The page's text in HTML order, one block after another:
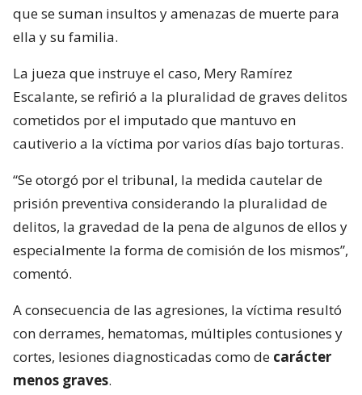
que se suman insultos y amenazas de muerte para
ella y su familia.
La jueza que instruye el caso, Mery Ramírez
Escalante, se refirió a la pluralidad de graves delitos
cometidos por el imputado que mantuvo en
cautiverio a la víctima por varios días bajo torturas.
“Se otorgó por el tribunal, la medida cautelar de
prisión preventiva considerando la pluralidad de
delitos, la gravedad de la pena de algunos de ellos y
especialmente la forma de comisión de los mismos”,
comentó.
A consecuencia de las agresiones, la víctima resultó
con derrames, hematomas, múltiples contusiones y
cortes, lesiones diagnosticadas como de carácter
menos graves.